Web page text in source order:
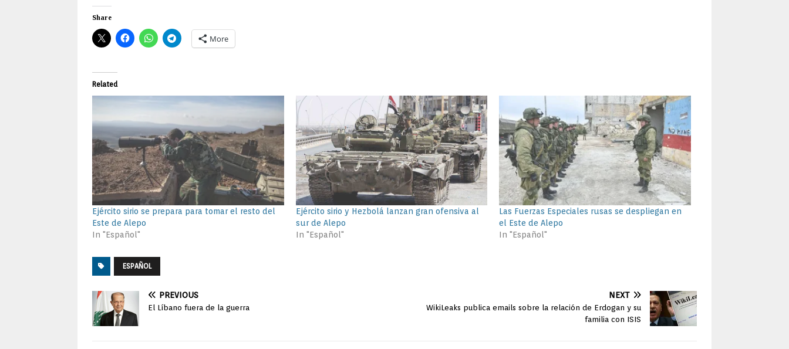
Share
More
Related
Ejército sirio se prepara para tomar el resto del
Este de Alepo
In "Español"
Ejército sirio y Hezbolá lanzan gran ofensiva al
sur de Alepo
In "Español"
Las Fuerzas Especiales rusas se despliegan en
el Este de Alepo
In "Español"
ESPAÑOL
PREVIOUS
El Líbano fuera de la guerra
NEXT
WikiLeaks publica emails sobre la relación de Erdogan y su
familia con ISIS